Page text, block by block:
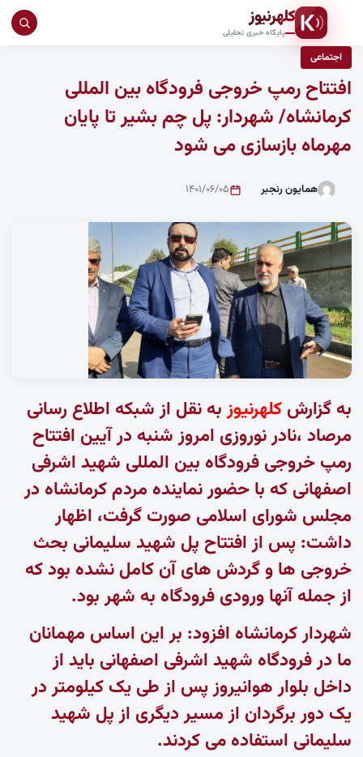
کلهرنیوز
پایگاه خبری تحلیلی
اجتماعی
افتتاح رمپ خروجی فرودگاه بین المللی
کرمانشاه/ شهردار: پل چم بشیر تا پایان
مهرماه بازسازی می شود
همایون رنجبر ۱۴۰۱/۰۶/۰۵
به گزارش کلهرنیوزبه نقل ازشبکه اطلاع رسانی
مرصاد ،نادر نوروزی امروز شنبه در آیین افتتاح
رمپ خروجی فرودگاه بین المللی شهید اشرفی
اصفهانی که با حضور نماینده مردم کرمانشاه در
مجلس شورای اسلامی صورت گرفت، اظهار
داشت: پس از افتتاح پل شهید سلیمانی بحث
خروجی ها و گردش های آن کامل نشده بود که
از جمله آنها ورودی فرودگاه به شهر بود.
شهردار کرمانشاه افزود: بر این اساس مهمانان
ما در فرودگاه شهید اشرفی اصفهانی باید از
داخل بلوار هوانیروز پس از طی یک کیلومتر در
یک دور برگردان از مسیر دیگری از پل شهید
سلیمانی استفاده می کردند.